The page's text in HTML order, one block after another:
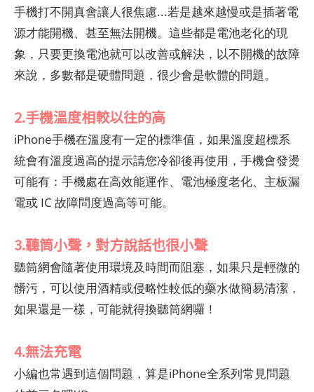
手機打不開真會讓人很焦慮...若是越來越慢或是插著電
源才能開機、甚至無法開機。這些都是電池老化的現
象，只要更換電池就可以改善或解決，以不開機的故障
來說，多數都是硬體問題，很少會是軟體的問題。
2.手機溫度相較以往的高
iPhone手機在溫度有一定的標準值，如果溫度超標系
統會有溫度過高的提示請您冷卻後再使用，手機會發燙
可能有：手機處在高效能運作、電池極度老化、主板漏
電或 IC 故障問度過高等可能。
3.聽筒小聲，對方說話也很小聲
聽筒網會隨著使用環境及時間而阻塞，如果只是輕微的
髒污，可以使用酒精或侵略性較低的藥水做簡易清潔，
如果還是一樣，可能就得換聽筒網囉！
4.無法充電
小編也常遇到這個問題，算是iPhone全系列常見問題